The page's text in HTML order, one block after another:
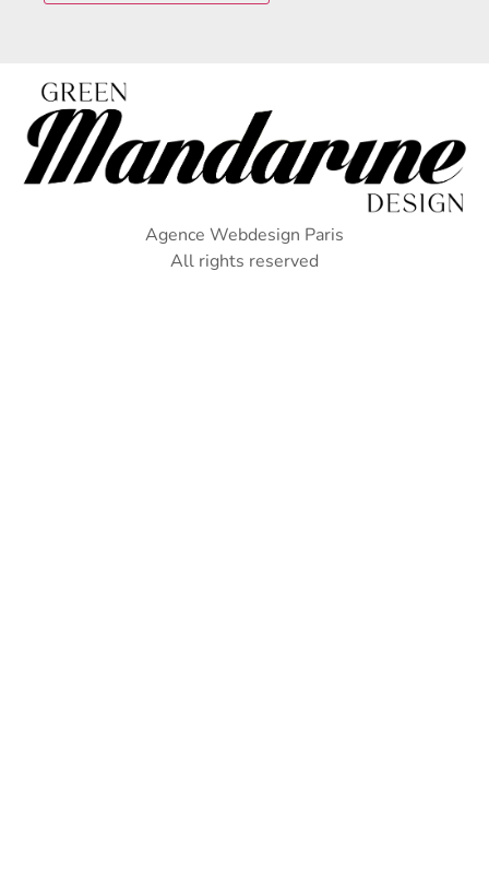
Agence Webdesign Paris
All rights reserved